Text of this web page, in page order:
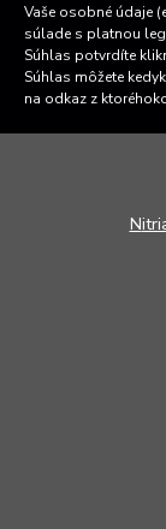
Vaše osobné údaje
súlade s platnou
Súhlas potvrdíte
Súhlas môžete
na odkaz z
N